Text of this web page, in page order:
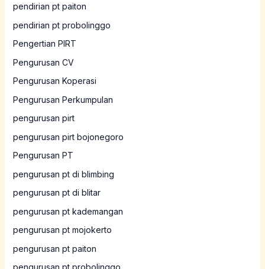
pendirian pt paiton
pendirian pt probolinggo
Pengertian PIRT
Pengurusan CV
Pengurusan Koperasi
Pengurusan Perkumpulan
pengurusan pirt
pengurusan pirt bojonegoro
Pengurusan PT
pengurusan pt di blimbing
pengurusan pt di blitar
pengurusan pt kademangan
pengurusan pt mojokerto
pengurusan pt paiton